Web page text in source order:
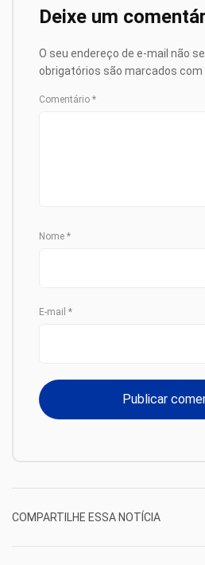
Deixe um
O seu endereço de e-mail não
obrigatórios são marcados com
Comentário *
Nome *
E-mail *
COMPARTILHE ESSA NOTÍCIA